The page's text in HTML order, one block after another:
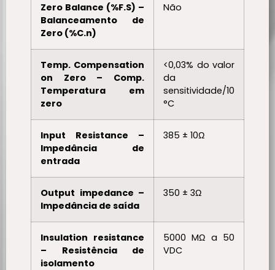
Zero Balance (%F.S) –
Balanceamento de
Zero (%C.n)
Não
Temp. Compensation
on Zero – Comp.
Temperatura em
zero
<0,03% do valor
da
sensitividade/10
°C
Input Resistance –
Impedância de
entrada
385 ± 10Ω
Output impedance –
Impedância de saída
350 ± 3Ω
Insulation resistance
– Resistência de
isolamento
5000 MΩ a 50
VDC